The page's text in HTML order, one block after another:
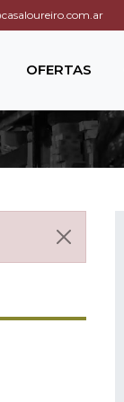
OFERTAS